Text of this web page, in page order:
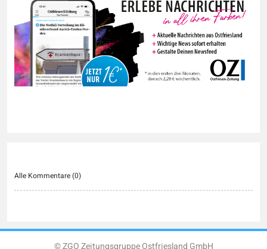
Alle Kommentare (0)
© ZGO Zeitungsgruppe Ostfriesland GmbH